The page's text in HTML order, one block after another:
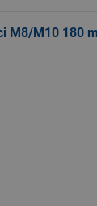
M8/M10 180